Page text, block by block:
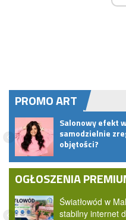
PROMO ART
Salonowy efekt
samodzielnie
objętości?
OGŁOSZENIA
Światłowód w
stabilny internet